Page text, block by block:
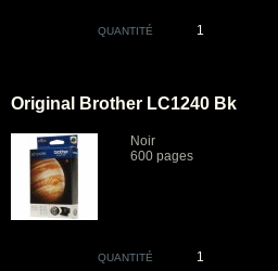
QUANTITÉ
Original Brother LC1240 Bk
Noir
600 pages
QUANTITÉ